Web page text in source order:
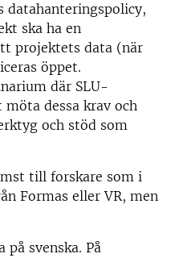
datahanteringspolicy,
ska ha en
projektets data (när
öppet.
där SLU-
dessa krav och
och stöd som
till forskare som i
Formas eller VR, men
svenska. På